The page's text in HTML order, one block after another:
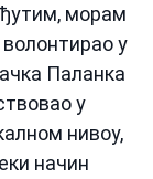
морам
у
Паланка
у
нивоу,
начин